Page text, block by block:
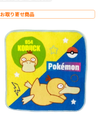
お取り寄せ商品